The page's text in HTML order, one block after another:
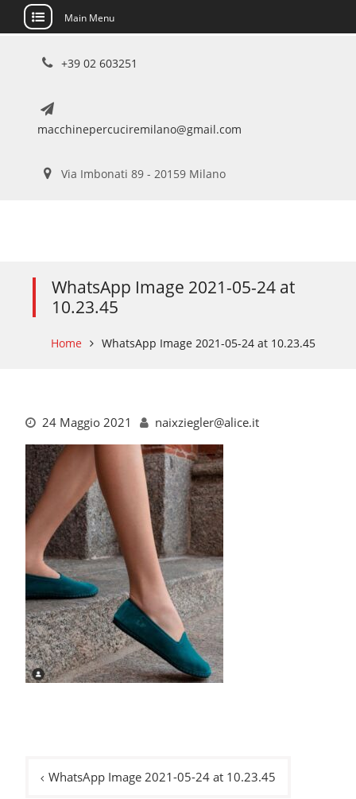
Main Menu
+39 02 603251
macchinepercuciremilano@gmail.com
Via Imbonati 89 - 20159 Milano
WhatsApp Image 2021-05-24 at
10.23.45
Home WhatsApp Image 2021-05-24 at 10.23.45
24 Maggio 2021 naixziegler@alice.it
Navigazione
WhatsApp Image 2021-05-24 at 10.23.45